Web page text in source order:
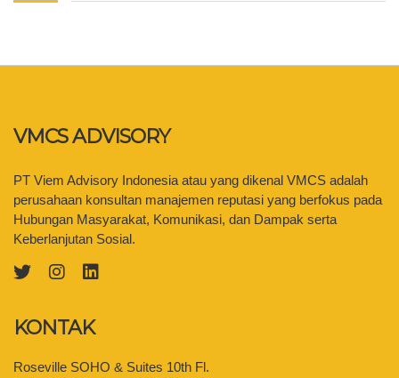
VMCS ADVISORY
PT Viem Advisory Indonesia atau yang dikenal VMCS adalah
perusahaan konsultan manajemen reputasi yang berfokus pada
Hubungan Masyarakat, Komunikasi, dan Dampak serta
Keberlanjutan Sosial.
KONTAK
Roseville SOHO & Suites 10th Fl.